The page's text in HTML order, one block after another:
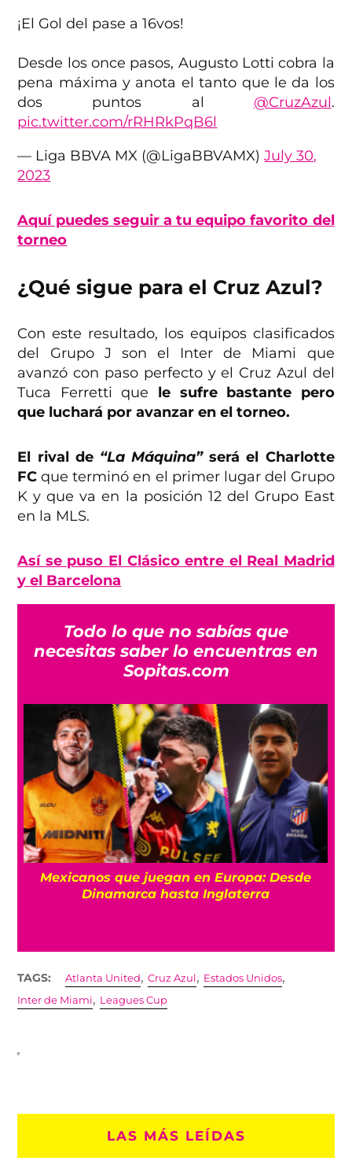
¡El Gol del pase a 16vos!
Desde los once pasos, Augusto Lotti cobra la
pena máxima y anota el tanto que le da los
dos puntos al @CruzAzul.
pic.twitter.com/rRHRkPqB6l
— Liga BBVA MX (@LigaBBVAMX)July 30,
2023
Aquí puedes seguir a tu equipo favorito del
torneo
¿Qué sigue para el Cruz Azul?
Con este resultado, los equipos clasificados
del Grupo J son el Inter de Miami que
avanzó con paso perfecto y el Cruz Azul del
Tuca Ferretti que le sufre bastante pero
que luchará por avanzar en el torneo.
El rival de “La Máquina”será el Charlotte
FC que terminó en el primer lugar del Grupo
K y que va en la posición 12 del Grupo East
en la MLS.
Así se puso El Clásico entre el Real Madrid
y el Barcelona
Todo lo que no sabías que
necesitas saber lo encuentras en
Sopitas.com
Mexicanos que juegan en Europa: Desde
Dinamarca hasta Inglaterra
TAGS: Atlanta United,Cruz Azul, Estados Unidos,
Inter de Miami, Leagues Cup
LAS MÁS LEÍDAS